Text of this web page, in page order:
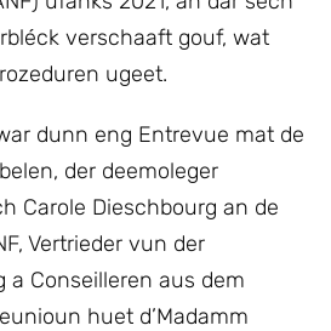
verschaaft gouf, wat
ugeet.
dunn eng Entrevue mat de
der deemoleger
Carole Dieschbourg an de
Vertrieder vun der
a Conseilleren aus dem
huet d’Madamm